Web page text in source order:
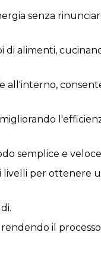
senza
di alimenti,
all'interno,
semplice e
livelli per ottenere
il
spazi commerciali.